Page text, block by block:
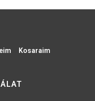
Kosaraim